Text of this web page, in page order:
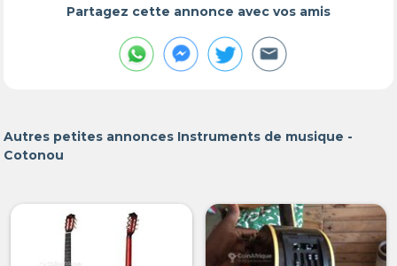
Partagez cette annonce avec vos amis
Autres petites annonces Instruments de musique -
Cotonou